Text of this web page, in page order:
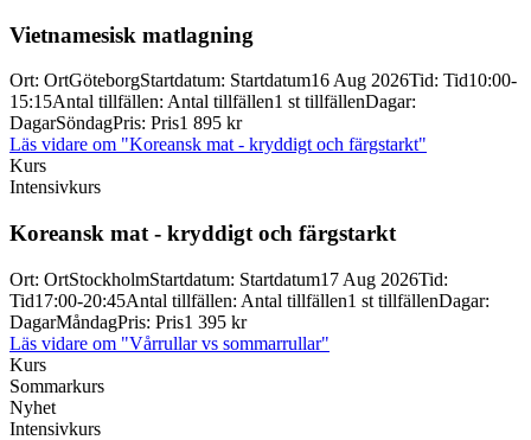
Vietnamesisk matlagning
Ort: OrtGöteborgStartdatum: Startdatum16 Aug 2026Tid: Tid10:00-
15:15Antal tillfällen: Antal tillfällen1 st tillfällenDagar:
DagarSöndagPris: Pris1 895 kr
Läs vidare om "Koreansk mat - kryddigt och färgstarkt"
Kurs
Intensivkurs
Koreansk mat - kryddigt och färgstarkt
Ort: OrtStockholmStartdatum: Startdatum17 Aug 2026Tid:
Tid17:00-20:45Antal tillfällen: Antal tillfällen1 st tillfällenDagar:
DagarMåndagPris: Pris1 395 kr
Läs vidare om "Vårrullar vs sommarrullar"
Kurs
Sommarkurs
Nyhet
Intensivkurs